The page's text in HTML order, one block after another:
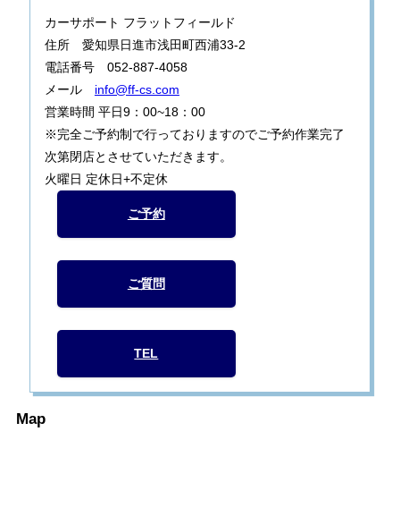
カーサポート フラットフィールド
住所 愛知県日進市浅田町西浦33-2
電話番号 052-887-4058
メール info@ff-cs.com
営業時間 平日9：00~18：00
※完全ご予約制で行っておりますのでご予約作業完了
次第閉店とさせていただきます。
火曜日 定休日+不定休
ご予約
ご質問
TEL
Map